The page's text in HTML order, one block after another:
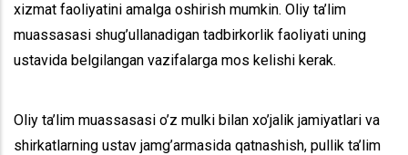
xizmat faoliyatini amalga oshirish mumkin. Oliy ta’lim
muassasasi shug’ullanadigan tadbirkorlik faoliyati uning
ustavida belgilangan vazifalarga mos kelishi kerak.
Oliy ta’lim muassasasi o’z mulki bilan xo’jalik jamiyatlari va
shirkatlarning ustav jamg’armasida qatnashish, pullik ta’lim